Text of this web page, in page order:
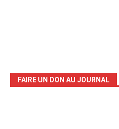
FAIRE UN DON AU JOURNAL